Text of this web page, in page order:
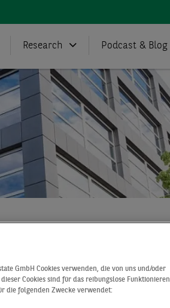
Research Podcast & Blog
GmbH Cookies verwenden, die von uns und/oder
Cookies sind für das reibungslose Funktionieren
die folgenden Zwecke verwendet: